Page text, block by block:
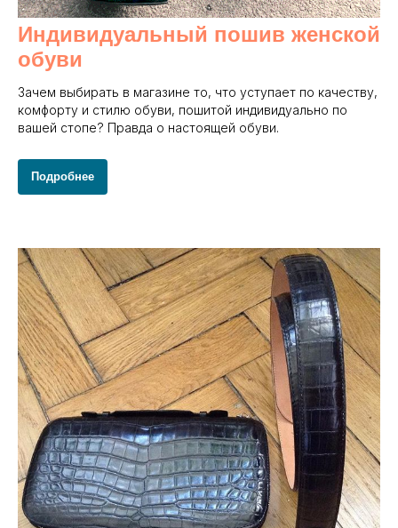
Индивидуальный пошив женской
обуви
Зачем выбирать в магазине то, что уступает по качеству,
комфорту и стилю обуви, пошитой индивидуально по
вашей стопе? Правда о настоящей обуви.
Подробнее